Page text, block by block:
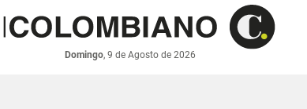
Domingo, 9 de Agosto de 2026